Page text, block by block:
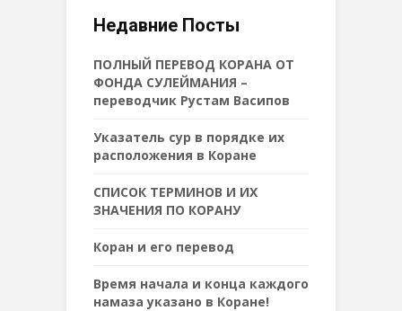
Недавние Посты
ПОЛНЫЙ ПЕРЕВОД КОРАНА ОТ
ФОНДА СУЛЕЙМАНИЯ –
переводчик Рустам Васипов
Указатель сур в порядке их
расположения в Коране
СПИСОК ТЕРМИНОВ И ИХ
ЗНАЧЕНИЯ ПО КОРАНУ
Коран и его перевод
Время начала и конца каждого
намаза указано в Коране!